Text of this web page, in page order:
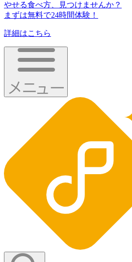
やせる食べ方、見つけませんか？
まずは無料で24時間体験！
詳細はこちら